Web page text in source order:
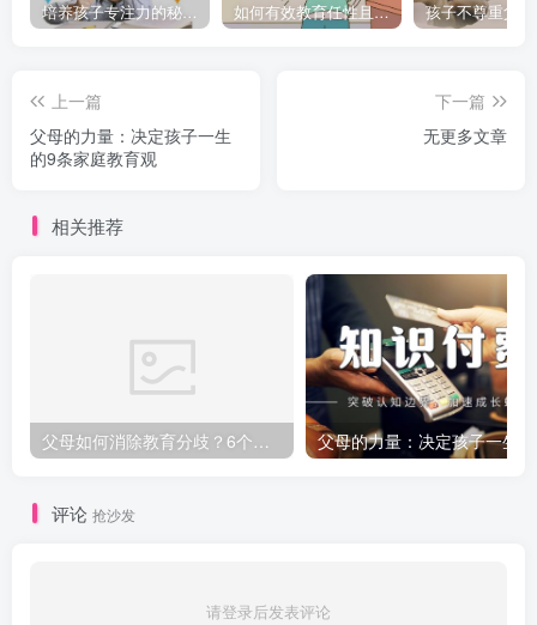
培养孩子专注力的秘密：让他们在学习和生活中如鱼得水的技巧 如何有效教育任性且脾气暴躁的孩子，父母必看的实用指南
上一篇
父母的力量：决定孩子一生
的9条家庭教育观
下一篇
无更多文章
相关推荐
父母如何消除教育分歧？6个实用技巧让孩子受益！
评论 抢沙发
请登录后发表评论